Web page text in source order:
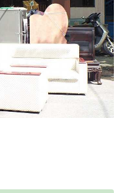
từ 3/2 về đường Cộng
dịch vụ chuyển nhà
công ty Khôi
ơn quý công ty.
Phạm Minh Tuấn
2 Cộng Hòa, P.13, Q. Tân Bình
Khôi Nguyên đã lâu
nhà này. Tôi xin
và nâng cao chất